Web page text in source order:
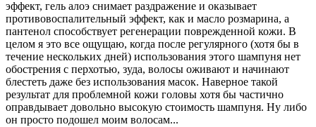
эффект, гель алоэ снимает раздражение и оказывает
противовоспалительный эффект, как и масло розмарина, а
пантенол способствует регенерации поврежденной кожи. В
целом я это все ощущаю, когда после регулярного (хотя бы в
течение нескольких дней) использования этого шампуня нет
обострения с перхотью, зуда, волосы оживают и начинают
блестеть даже без использования масок. Наверное такой
результат для проблемной кожи головы хотя бы частично
оправдывает довольно высокую стоимость шампуня. Ну либо
он просто подошел моим волосам...